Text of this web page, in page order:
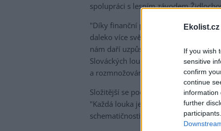
Ekolist.cz
If you wish
sensitive
confirm
continue
information
further
spolupráci s lesním závodem
"Díky finanční podpoře byl z
daleko více světla. Uvolnily se také
nám daří uzpůsobit kosení luk s
Slováckých loukách u Lednice byly
a rozmnožování některé druhy
Složitější se podle Riedla ale ukázala
"Každá louka je specifická a
schematičnosti dotačních programů,"